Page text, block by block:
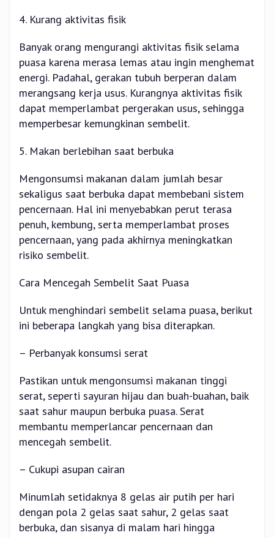
4. Kurang aktivitas fisik
Banyak orang mengurangi aktivitas fisik selama
puasa karena merasa lemas atau ingin menghemat
energi. Padahal, gerakan tubuh berperan dalam
merangsang kerja usus. Kurangnya aktivitas fisik
dapat memperlambat pergerakan usus, sehingga
memperbesar kemungkinan sembelit.
5. Makan berlebihan saat berbuka
Mengonsumsi makanan dalam jumlah besar
sekaligus saat berbuka dapat membebani sistem
pencernaan. Hal ini menyebabkan perut terasa
penuh, kembung, serta memperlambat proses
pencernaan, yang pada akhirnya meningkatkan
risiko sembelit.
Cara Mencegah Sembelit Saat Puasa
Untuk menghindari sembelit selama puasa, berikut
ini beberapa langkah yang bisa diterapkan.
– Perbanyak konsumsi serat
Pastikan untuk mengonsumsi makanan tinggi
serat, seperti sayuran hijau dan buah-buahan, baik
saat sahur maupun berbuka puasa. Serat
membantu memperlancar pencernaan dan
mencegah sembelit.
– Cukupi asupan cairan
Minumlah setidaknya 8 gelas air putih per hari
dengan pola 2 gelas saat sahur, 2 gelas saat
berbuka, dan sisanya di malam hari hingga